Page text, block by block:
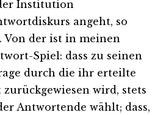
Institution
angeht, so
Von der ist in meinen
Spiel: dass zu seinen
durch die ihr erteilte
wird, stets
Antwortende wählt; dass,